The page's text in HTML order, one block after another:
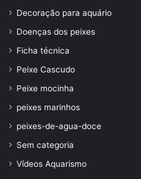
Decoração para aquário
Doenças dos peixes
Ficha técnica
Peixe Cascudo
Peixe mocinha
peixes marinhos
peixes-de-agua-doce
Sem categoria
Vídeos Aquarismo